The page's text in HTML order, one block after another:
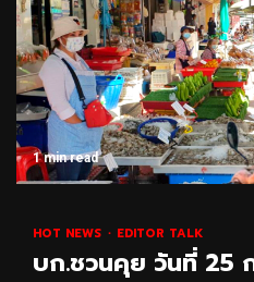
1 min read
HOT NEWS EDITOR TALK
บก.ชวนคุย วันที่ 25